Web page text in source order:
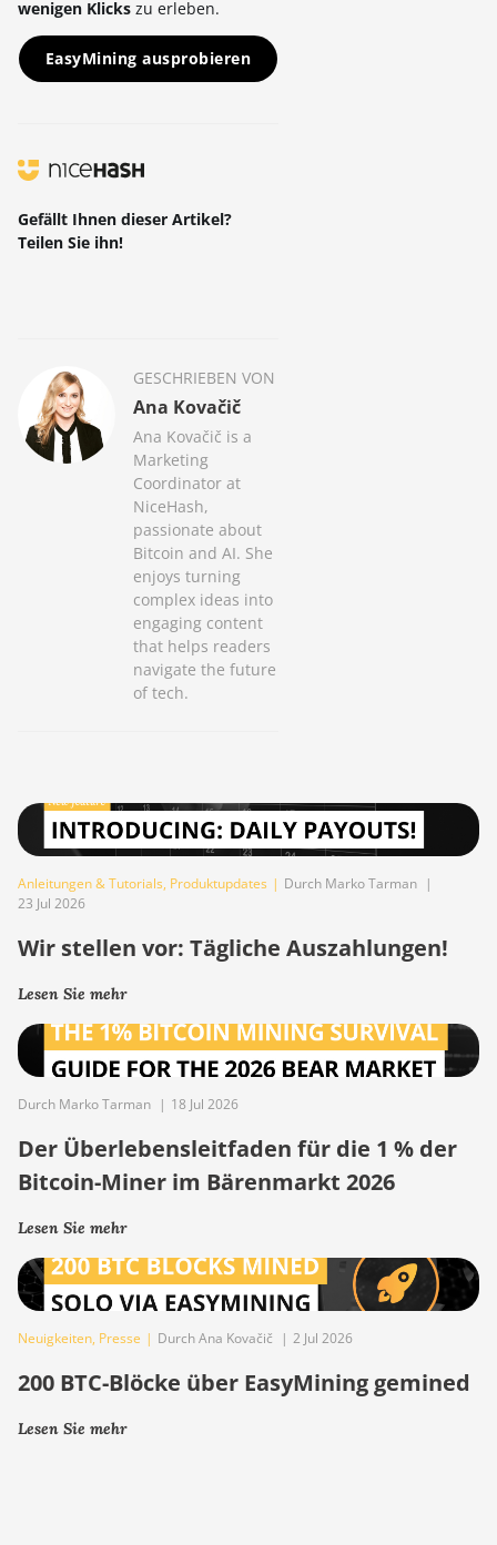
wenigen Klicks zu erleben.
EasyMining ausprobieren
Gefällt Ihnen dieser Artikel?
Teilen Sie ihn!
GESCHRIEBEN VON
Ana Kovačič
Ana Kovačič is a
Marketing
Coordinator at
NiceHash,
passionate about
Bitcoin and AI. She
enjoys turning
complex ideas into
engaging content
that helps readers
navigate the future
of tech.
Anleitungen & Tutorials, Produktupdates | Durch Marko Tarman |
23 Jul 2026
Wir stellen vor: Tägliche Auszahlungen!
Lesen Sie mehr
Durch Marko Tarman | 18 Jul 2026
Der Überlebensleitfaden für die 1 % der
Bitcoin-Miner im Bärenmarkt 2026
Lesen Sie mehr
Neuigkeiten, Presse | Durch Ana Kovačič | 2 Jul 2026
200 BTC-Blöcke über EasyMining gemined
Lesen Sie mehr